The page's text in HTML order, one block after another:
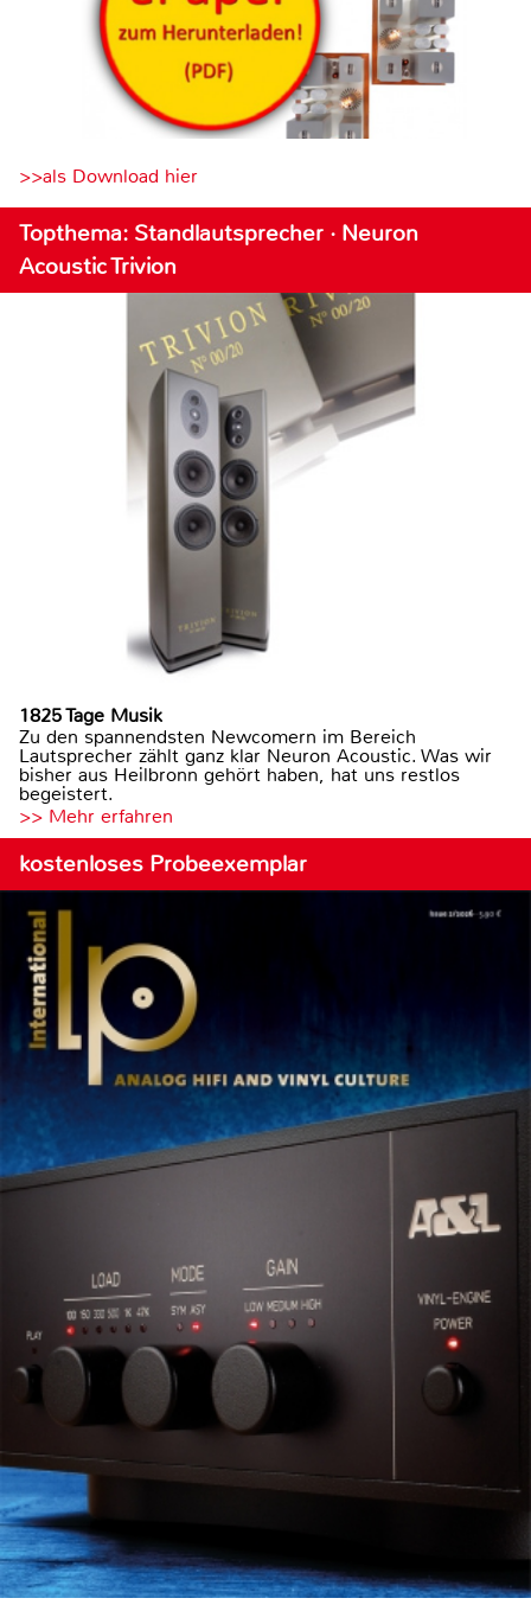
>>als Download hier
Topthema: Standlautsprecher · Neuron
Acoustic Trivion
1825 Tage Musik
Zu den spannendsten Newcomern im Bereich
Lautsprecher zählt ganz klar Neuron Acoustic. Was wir
bisher aus Heilbronn gehört haben, hat uns restlos
begeistert.
>> Mehr erfahren
kostenloses Probeexemplar